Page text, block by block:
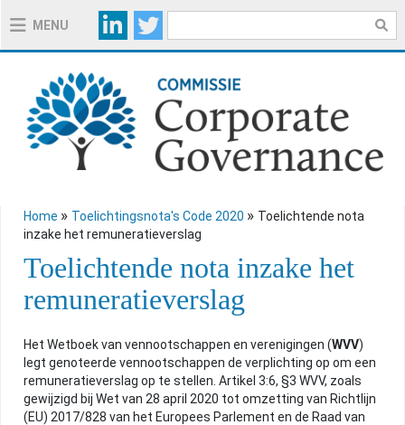
MENU
Home » Toelichtingsnota's Code 2020 » Toelichtende nota
inzake het remuneratieverslag
Toelichtende nota inzake het
remuneratieverslag
Het Wetboek van vennootschappen en verenigingen (WVV)
legt genoteerde vennootschappen de verplichting op om een
remuneratieverslag op te stellen. Artikel 3:6, §3 WVV, zoals
gewijzigd bij Wet van 28 april 2020 tot omzetting van Richtlijn
(EU) 2017/828 van het Europees Parlement en de Raad van
OVER DE COMMISSIE
OVER DE CODE 2020
TOELICHTINGSNOTA'S CODE 2020
DUURZAME WAARDECREATIE
NALEVING VAN DE CODE
RELATIONSHIP AGREEMENT
REMUNERATIERAPPORTERING
HANDIGE INSTRUMENTEN